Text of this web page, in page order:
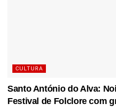
CULTURA
Santo António do Alva:
Festival de Folclore com